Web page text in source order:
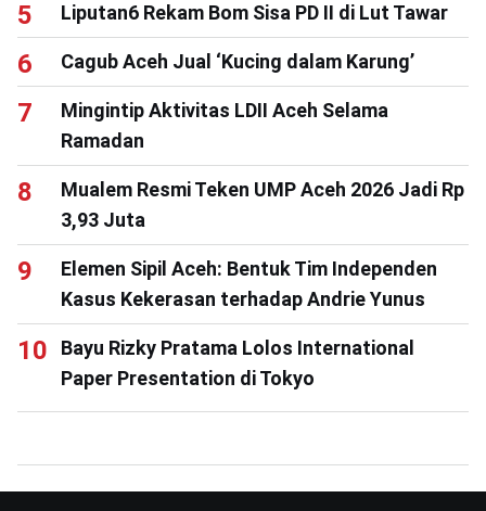
Liputan6 Rekam Bom Sisa PD II di Lut Tawar
Cagub Aceh Jual ‘Kucing dalam Karung’
Mingintip Aktivitas LDII Aceh Selama
Ramadan
Mualem Resmi Teken UMP Aceh 2026 Jadi Rp
3,93 Juta
Elemen Sipil Aceh: Bentuk Tim Independen
Kasus Kekerasan terhadap Andrie Yunus
Bayu Rizky Pratama Lolos International
Paper Presentation di Tokyo